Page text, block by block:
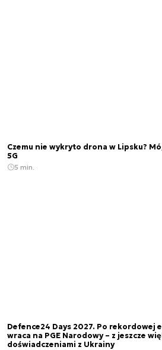
Czemu nie wykryto drona w Lipsku?
5G
5 min.
Defence24 Days 2027. Po rekordowej
wraca na PGE Narodowy – z jeszcze
doświadczeniami z Ukrainy